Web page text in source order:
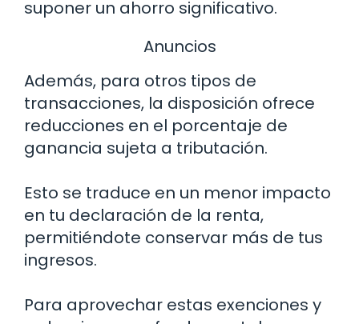
suponer un ahorro significativo.
Anuncios
Además, para otros tipos de
transacciones, la disposición ofrece
reducciones en el porcentaje de
ganancia sujeta a tributación.
Esto se traduce en un menor impacto
en tu declaración de la renta,
permitiéndote conservar más de tus
ingresos.
Para aprovechar estas exenciones y